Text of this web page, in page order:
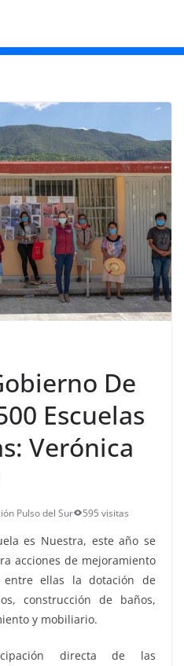
De
Escuelas
Verónica
Pulso del Sur 595 visitas
es Nuestra, este año se
acciones de mejoramiento
entre ellas la dotación de
construcción de baños,
y mobiliario.
directa de las